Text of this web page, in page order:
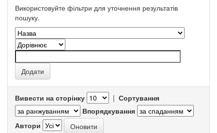
Використовуйте фільтри для уточнення результатів
пошуку.
Вивести на сторінку | Сортування
Впорядкування
Автори